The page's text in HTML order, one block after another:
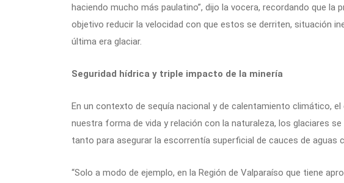
haciendo mucho más paulatino”, dijo la vocera, recordando que
objetivo reducir la velocidad con que estos se derriten, situación
última era glaciar.
Seguridad hídrica y triple impacto de la minería
En un contexto de sequía nacional y de calentamiento climático,
nuestra forma de vida y relación con la naturaleza, los glaciares
tanto para asegurar la escorrentía superficial de cauces de aguas
“Solo a modo de ejemplo, en la Región de Valparaíso que tiene